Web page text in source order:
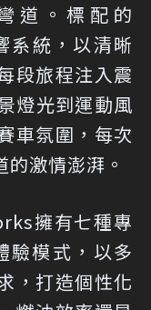
道。標配的
統，以清晰
段旅程注入震
燈光到運動風
車氛圍，每次
激情澎湃。
擁有七種專
驗模式，以多
，打造個性化